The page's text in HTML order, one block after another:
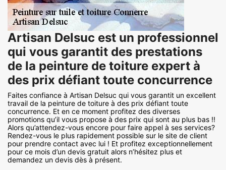
Artisan Delsuc est un professionnel
qui vous garantit des prestations
de la peinture de toiture expert à
des prix défiant toute concurrence
Faites confiance à Artisan Delsuc qui vous garantit un excellent
travail de la peinture de toiture à des prix défiant toute
concurrence. Et en ce moment profitez des diverses
promotions qu’il vous propose à des prix qui sont au plus bas !!
Alors qu’attendez-vous encore pour faire appel à ses services?
Rendez-vous le plus rapidement possible sur le site de client
pour prendre contact avec lui ! Et profitez exceptionnellement
pour ce mois d’un devis gratuit alors n’hésitez plus et
demandez un devis dès à présent.